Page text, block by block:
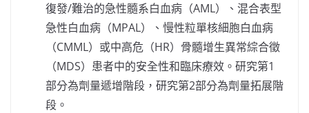
復發/難治的急性髓系白血病（AML）、混合表型
急性白血病（MPAL）、慢性粒單核細胞白血病
（CMML）或中高危（HR）骨髓增生異常綜合徵
（MDS）患者中的安全性和臨床療效。研究第1
部分為劑量遞增階段，研究第2部分為劑量拓展階
段。